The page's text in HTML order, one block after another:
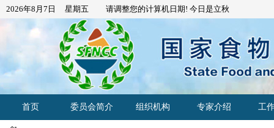
2026年8月7日 星期五 请调整您的计算机日期! 今日是立秋
首页 委员会简介 组织机构 专家介绍 工